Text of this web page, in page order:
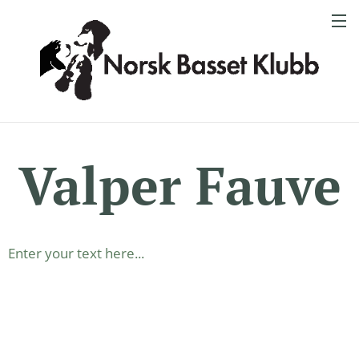
Valper Fauve
Enter your text here...